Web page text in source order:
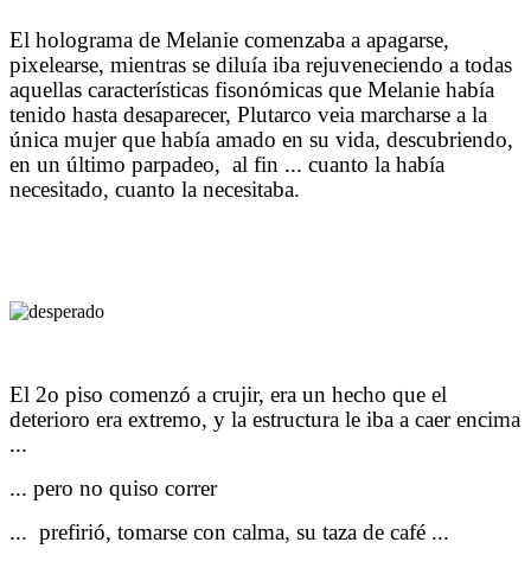
El holograma de Melanie comenzaba a apagarse,
pixelearse, mientras se diluía iba rejuveneciendo a todas
aquellas características fisonómicas que Melanie había
tenido hasta desaparecer, Plutarco veia marcharse a la
única mujer que había amado en su vida, descubriendo,
en un último parpadeo, al fin ... cuanto la había
necesitado, cuanto la necesitaba.
El 2o piso comenzó a crujir, era un hecho que el
deterioro era extremo, y la estructura le iba a caer encima
...
... pero no quiso correr
... prefirió, tomarse con calma, su taza de café ...